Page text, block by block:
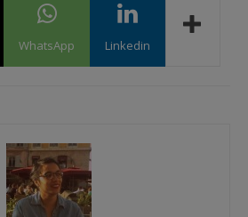
WhatsApp Linkedin